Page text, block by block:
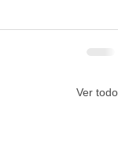
Ver todo